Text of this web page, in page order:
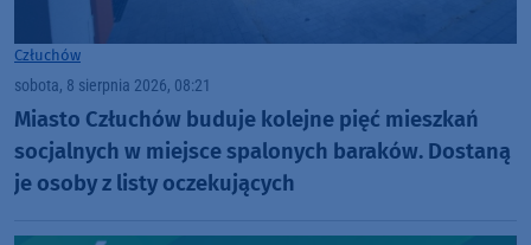
Człuchów
sobota, 8 sierpnia 2026, 08:21
Miasto Człuchów buduje kolejne pięć mieszkań
socjalnych w miejsce spalonych baraków. Dostaną
je osoby z listy oczekujących